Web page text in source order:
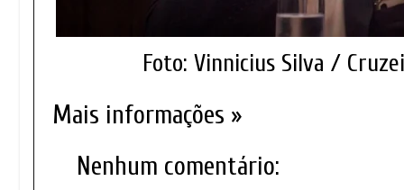
Foto: Vinnicius Silva /
Mais informações »
Nenhum comentário: